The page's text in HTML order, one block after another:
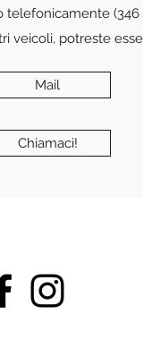
veicoli, potreste
Mail
Chiamaci!